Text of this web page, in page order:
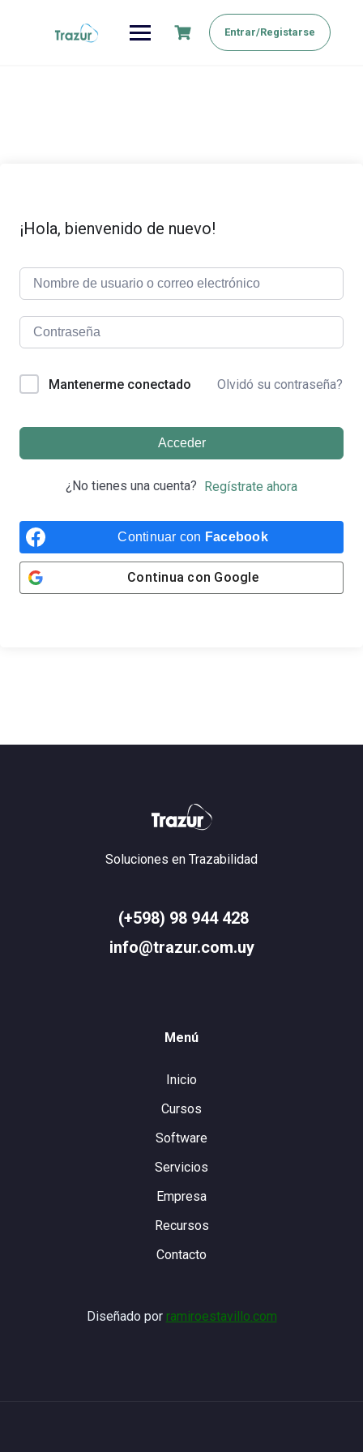
Entrar/Registarse
¡Hola, bienvenido de nuevo!
Mantenerme conectado Olvidó su contraseña?
Acceder
¿No tienes una cuenta? Regístrate ahora
Continuar con Facebook
Continua con Google
Soluciones en Trazabilidad
(+598) 98 944 428
info@trazur.com.uy
Menú
Inicio
Cursos
Software
Servicios
Empresa
Recursos
Contacto
Diseñado por ramiroestavillo.com